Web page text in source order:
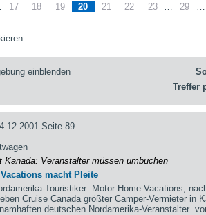
17 18 19 20 21 22 23 … 29 …
einblenden
Treffer
Seite 89
Kanada: Veranstalter müssen umbuchen
macht Pleite
Touristiker: Motor Home Vacations,
Cruise Canada größter Camper-Vermieter in
deutschen Nordamerika-Veranstalter